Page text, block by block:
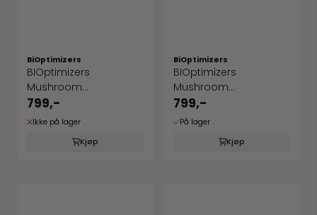
BiOptimizers
BIOptimizers
Mushroom
Breakthrough - Salted
...
799,-
Ikke på lager
Kjøp
BiOptimizers
BIOptimizers
Mushroom
Breakthrough
Chocolicious
799,-
På lager
Kjøp